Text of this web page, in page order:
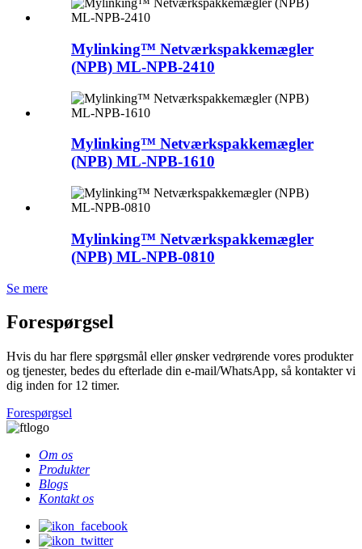
Mylinking™ Netværkspakkemægler
(NPB) ML-NPB-2410
Mylinking™ Netværkspakkemægler
(NPB) ML-NPB-1610
Mylinking™ Netværkspakkemægler
(NPB) ML-NPB-0810
Se mere
Forespørgsel
Hvis du har flere spørgsmål eller ønsker vedrørende vores produkter
og tjenester, bedes du efterlade din e-mail/WhatsApp, så kontakter vi
dig inden for 12 timer.
Forespørgsel
Om os
Produkter
Blogs
Kontakt os